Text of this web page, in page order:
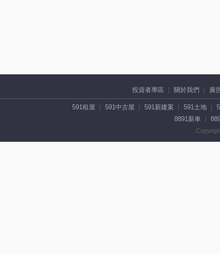
投資者專區 關於我們 廣
591租屋 591中古屋 591新建案 591土地
8891新車